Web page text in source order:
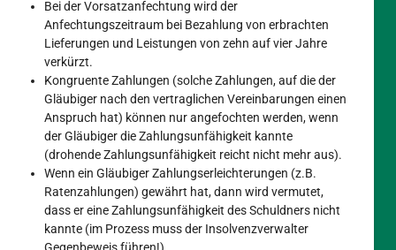
Bei der Vorsatzanfechtung wird der
Anfechtungszeitraum bei Bezahlung von erbrachten
Lieferungen und Leistungen von zehn auf vier Jahre
verkürzt.
Kongruente Zahlungen (solche Zahlungen, auf die der
Gläubiger nach den vertraglichen Vereinbarungen einen
Anspruch hat) können nur angefochten werden, wenn
der Gläubiger die Zahlungsunfähigkeit kannte
(drohende Zahlungsunfähigkeit reicht nicht mehr aus).
Wenn ein Gläubiger Zahlungserleichterungen (z.B.
Ratenzahlungen) gewährt hat, dann wird vermutet,
dass er eine Zahlungsunfähigkeit des Schuldners nicht
kannte (im Prozess muss der Insolvenzverwalter